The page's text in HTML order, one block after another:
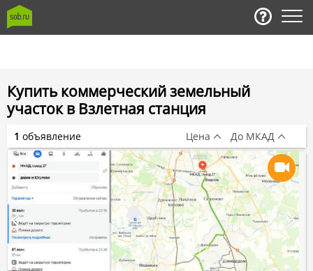
Купить коммерческий земельный
участок в Взлетная станция
1 объявление Цена До МКАД